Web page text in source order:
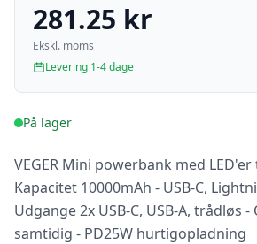
281.25 kr
Ekskl. moms
Levering 1-4 dage
På lager
VEGER Mini powerbank med
Kapacitet 10000mAh - USB-C,
Udgange 2x USB-C, USB-A, trådløs
samtidig - PD25W hurtigopladning